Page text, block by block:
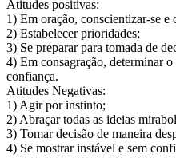
Atitudes positivas:
1) Em oração, conscientizar-se e
2) Estabelecer prioridades;
3) Se preparar para tomada de
4) Em consagração, determinar
confiança.
Atitudes Negativas:
1) Agir por instinto;
2) Abraçar todas as ideias
3) Tomar decisão de maneira
4) Se mostrar instável e sem